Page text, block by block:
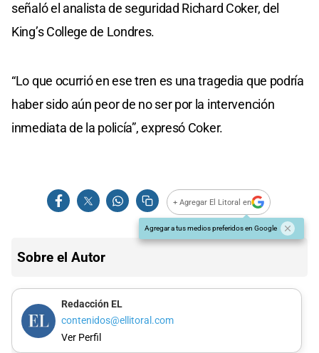
señaló el analista de seguridad Richard Coker, del
King’s College de Londres.
“Lo que ocurrió en ese tren es una tragedia que podría
haber sido aún peor de no ser por la intervención
inmediata de la policía”, expresó Coker.
+ Agregar El Litoral en
Agregar a tus medios preferidos en Google
Sobre el Autor
Redacción EL
contenidos@ellitoral.com
Ver Perfil